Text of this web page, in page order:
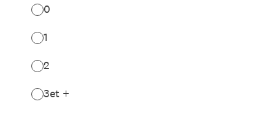
0
1
2
3et +